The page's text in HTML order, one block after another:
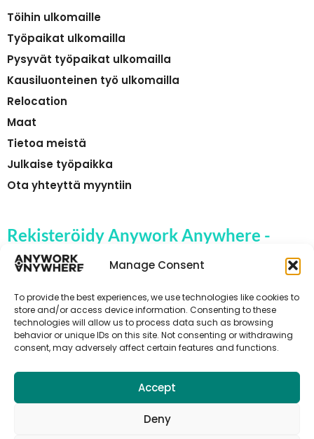
Manage Consent
To provide the best experiences, we use technologies like cookies to
store and/or access device information. Consenting to these
technologies will allow us to process data such as browsing
behavior or unique IDs on this site. Not consenting or withdrawing
consent, may adversely affect certain features and functions.
Accept
Deny
Töihin ulkomaille
Työpaikat ulkomailla
Pysyvät työpaikat ulkomailla
Kausiluonteinen työ ulkomailla
Relocation
Maat
Tietoa meistä
Julkaise työpaikka
Ota yhteyttä myyntiin
Rekisteröidy Anywork Anywhere -
yrityksen työpaikkahälytyksiin
🌞 VASTAANOTA TYÖPAIKKAILMOITUKSET